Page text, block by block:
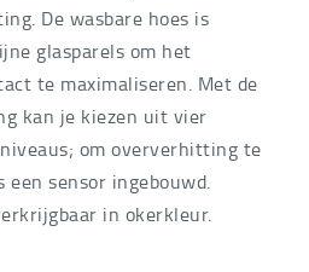
De wasbare hoes is
glasparels om het
te maximaliseren. Met de
kan je kiezen uit vier
om oververhitting te
een sensor ingebouwd.
in okerkleur.